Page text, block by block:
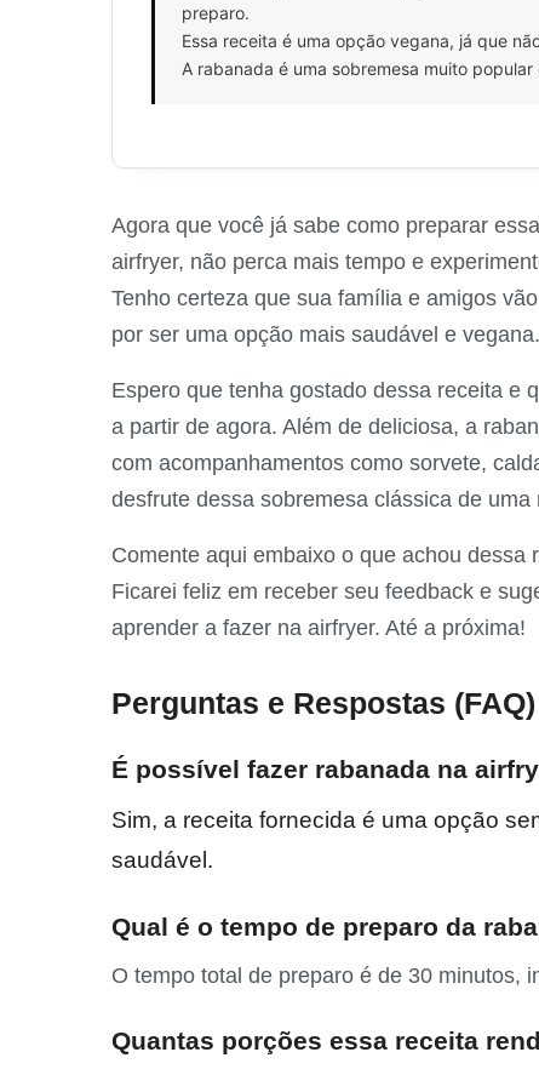
preparo.
Essa receita é uma opção vegana, já que
A rabanada é uma sobremesa muito
Agora que você já sabe como preparar
airfryer, não perca mais tempo e
Tenho certeza que sua família e amigos
por ser uma opção mais saudável e vegana.
Espero que tenha gostado dessa receita e
a partir de agora. Além de deliciosa, a
com acompanhamentos como sorvete,
desfrute dessa sobremesa clássica de
Comente aqui embaixo o que achou
Ficarei feliz em receber seu feedback e
aprender a fazer na airfryer. Até a próxima!
Perguntas e Respostas (FAQ)
É possível fazer rabanada na
Sim, a receita fornecida é uma opção
saudável.
Qual é o tempo de preparo da
O tempo total de preparo é de 30 minutos,
Quantas porções essa receita